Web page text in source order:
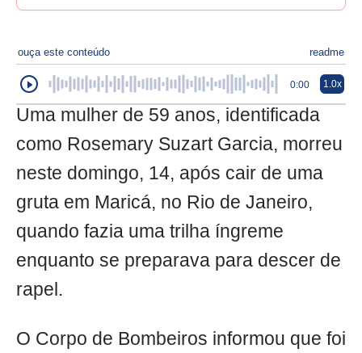
ouça este conteúdo readme
0:00 1.0x
Uma mulher de 59 anos, identificada
como Rosemary Suzart Garcia, morreu
neste domingo, 14, após cair de uma
gruta em Maricá, no Rio de Janeiro,
quando fazia uma trilha íngreme
enquanto se preparava para descer de
rapel.
O Corpo de Bombeiros informou que foi